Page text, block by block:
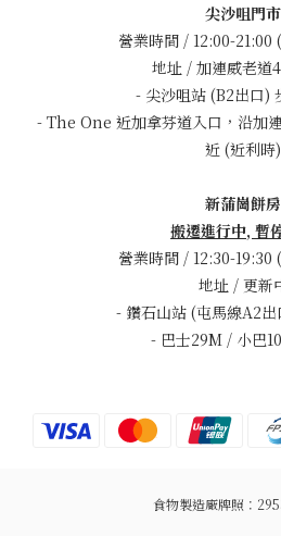
尖沙咀門市
營業時間 / 12:00-21:00
地址 / 加連威老道
- 尖沙咀站 (B2出口)
- The One 近加拿芬道入口，沿加
近 (近利時)
新蒲崗餅房
搬遷進行中, 暫
營業時間 / 12:30-19:30
地址 / 更新
- 鑽石山站 (屯馬線A2
- 巴士29M / 小巴
食物製造廠牌照：